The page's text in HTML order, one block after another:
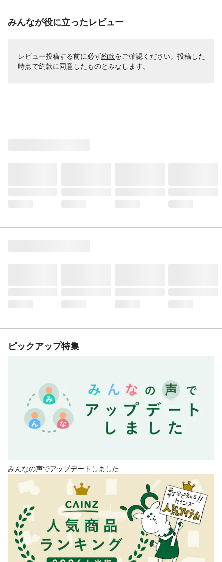
みんなが役に立ったレビュー
レビュー投稿する前に必ず約款をご確認ください。投稿した
時点で約款に同意したものとみなします。
ピックアップ特集
みんなの声でアップデートしました